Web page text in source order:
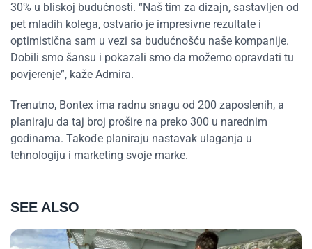
30% u bliskoj budućnosti. “Naš tim za dizajn, sastavljen od
pet mladih kolega, ostvario je impresivne rezultate i
optimistična sam u vezi sa budućnošću naše kompanije.
Dobili smo šansu i pokazali smo da možemo opravdati tu
povjerenje”, kaže Admira.
Trenutno, Bontex ima radnu snagu od 200 zaposlenih, a
planiraju da taj broj prošire na preko 300 u narednim
godinama. Takođe planiraju nastavak ulaganja u
tehnologiju i marketing svoje marke.
SEE ALSO